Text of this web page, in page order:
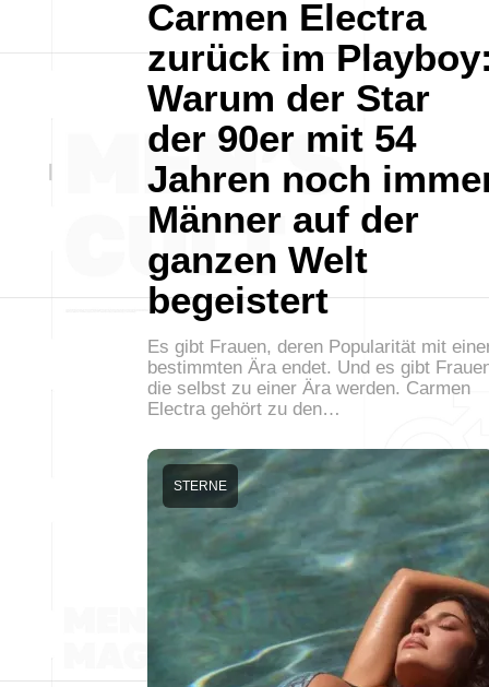
Carmen Electra
zurück im
Warum der Star
der 90er mit 54
Jahren noch
Männer auf der
ganzen Welt
begeistert
Es gibt Frauen, deren Popularität mit
bestimmten Ära endet. Und es gibt
die selbst zu einer Ära werden. Carmen
Electra gehört zu den…
STERNE